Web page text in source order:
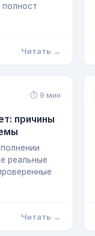
полност
Читать →
⏱ 9 мин
причины
реальные
Читать →